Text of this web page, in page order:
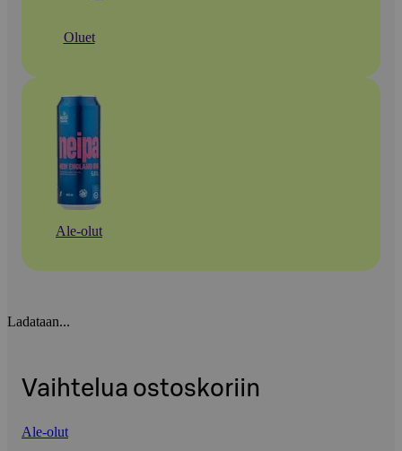
Oluet
Ale-olut
Ladataan...
Vaihtelua ostoskoriin
Ale-olut